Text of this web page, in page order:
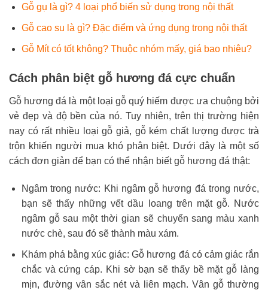
Gỗ gụ là gì? 4 loại phổ biến sử dụng trong nội thất
Gỗ cao su là gì? Đặc điểm và ứng dụng trong nội thất
Gỗ Mít có tốt không? Thuộc nhóm mấy, giá bao nhiêu?
Cách phân biệt gỗ hương đá cực chuẩn
Gỗ hương đá là một loại gỗ quý hiếm được ưa chuộng bởi
vẻ đẹp và độ bền của nó. Tuy nhiên, trên thị trường hiện
nay có rất nhiều loại gỗ giả, gỗ kém chất lượng được trà
trộn khiến người mua khó phân biệt. Dưới đây là một số
cách đơn giản để bạn có thể nhận biết gỗ hương đá thật:
Ngâm trong nước: Khi ngâm gỗ hương đá trong nước,
bạn sẽ thấy những vết dầu loang trên mặt gỗ. Nước
ngâm gỗ sau một thời gian sẽ chuyển sang màu xanh
nước chè, sau đó sẽ thành màu xám.
Khám phá bằng xúc giác: Gỗ hương đá có cảm giác rắn
chắc và cứng cáp. Khi sờ bạn sẽ thấy bề mặt gỗ làng
mịn, đường vân sắc nét và liên mạch. Vân gỗ thường